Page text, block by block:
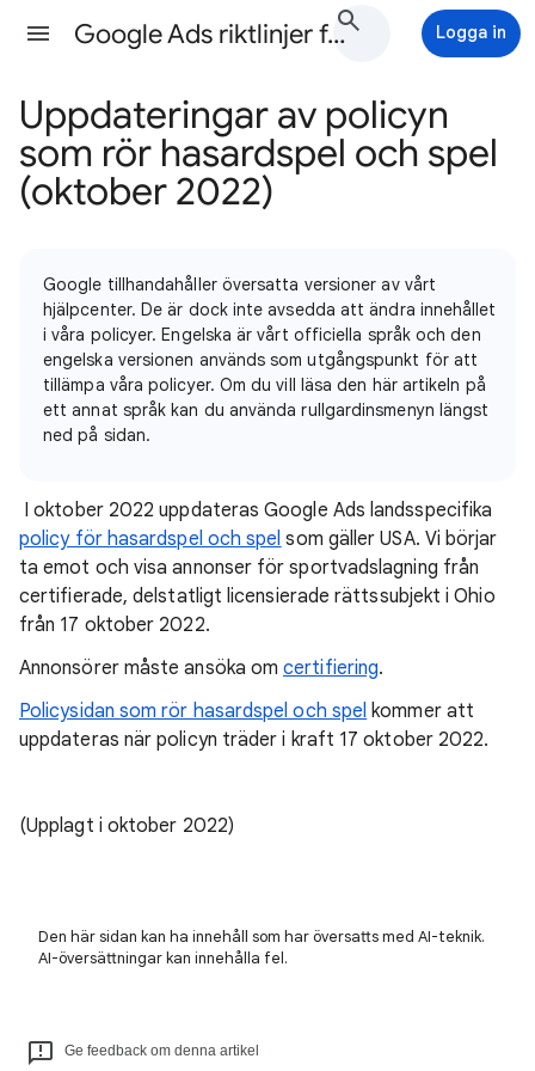
Google Ads riktlinjer för annonsering Hjälp Logga in
Uppdateringar av policyn
som rör hasardspel och spel
(oktober 2022)
Google tillhandahåller översatta versioner av vårt
hjälpcenter. De är dock inte avsedda att ändra innehållet
i våra policyer. Engelska är vårt officiella språk och den
engelska versionen används som utgångspunkt för att
tillämpa våra policyer. Om du vill läsa den här artikeln på
ett annat språk kan du använda rullgardinsmenyn längst
ned på sidan.
I oktober 2022 uppdateras Google Ads landsspecifika
policy för hasardspel och spel som gäller USA. Vi börjar
ta emot och visa annonser för sportvadslagning från
certifierade, delstatligt licensierade rättssubjekt i Ohio
från 17 oktober 2022.
Annonsörer måste ansöka omcertifiering.
Policysidan som rör hasardspel och spel kommer att
uppdateras när policyn träder i kraft 17 oktober 2022.
(Upplagt i oktober 2022)
Den här sidan kan ha innehåll som har översatts med AI-teknik.
AI-översättningar kan innehålla fel.
Ge feedback om denna artikel